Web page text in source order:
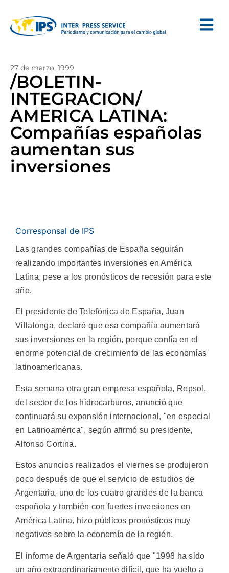
27 de marzo, 1999
/BOLETIN-
INTEGRACION/
AMERICA LATINA:
Compañías españolas
aumentan sus
inversiones
Corresponsal de IPS
Las grandes compañías de España seguirán
realizando importantes inversiones en América
Latina, pese a los pronósticos de recesión para este
año.
El presidente de Telefónica de España, Juan
Villalonga, declaró que esa compañía aumentará
sus inversiones en la región, porque confía en el
enorme potencial de crecimiento de las economías
latinoamericanas.
Esta semana otra gran empresa española, Repsol,
del sector de los hidrocarburos, anunció que
continuará su expansión internacional, "en especial
en Latinoamérica", según afirmó su presidente,
Alfonso Cortina.
Estos anuncios realizados el viernes se produjeron
poco después de que el servicio de estudios de
Argentaria, uno de los cuatro grandes de la banca
española y también con fuertes inversiones en
América Latina, hizo públicos pronósticos muy
negativos sobre la economía de la región.
El informe de Argentaria señaló que "1998 ha sido
un año extraordinariamente difícil, que ha vuelto a